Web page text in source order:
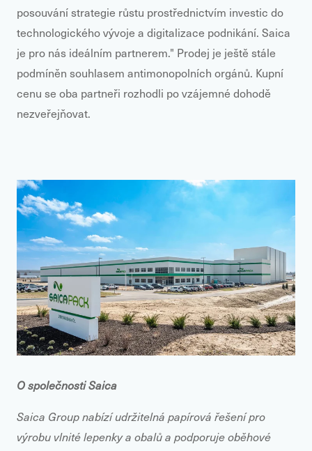
posouvání strategie růstu prostřednictvím investic do
technologického vývoje a digitalizace podnikání. Saica
je pro nás ideálním partnerem." Prodej je ještě stále
podmíněn souhlasem antimonopolních orgánů. Kupní
cenu se oba partneři rozhodli po vzájemné dohodě
nezveřejňovat.
O společnosti Saica
Saica Group nabízí udržitelná papírová řešení pro
výrobu vlnité lepenky a obalů a podporuje oběhové